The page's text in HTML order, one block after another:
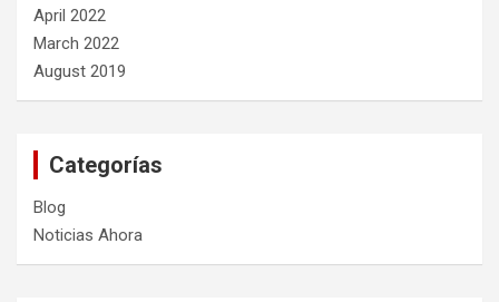
April 2022
March 2022
August 2019
Categorías
Blog
Noticias Ahora